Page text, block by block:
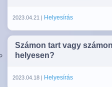
2023.04.21 | Helyesírás
Számon tart vagy
helyesen?
2023.04.18 | Helyesírás